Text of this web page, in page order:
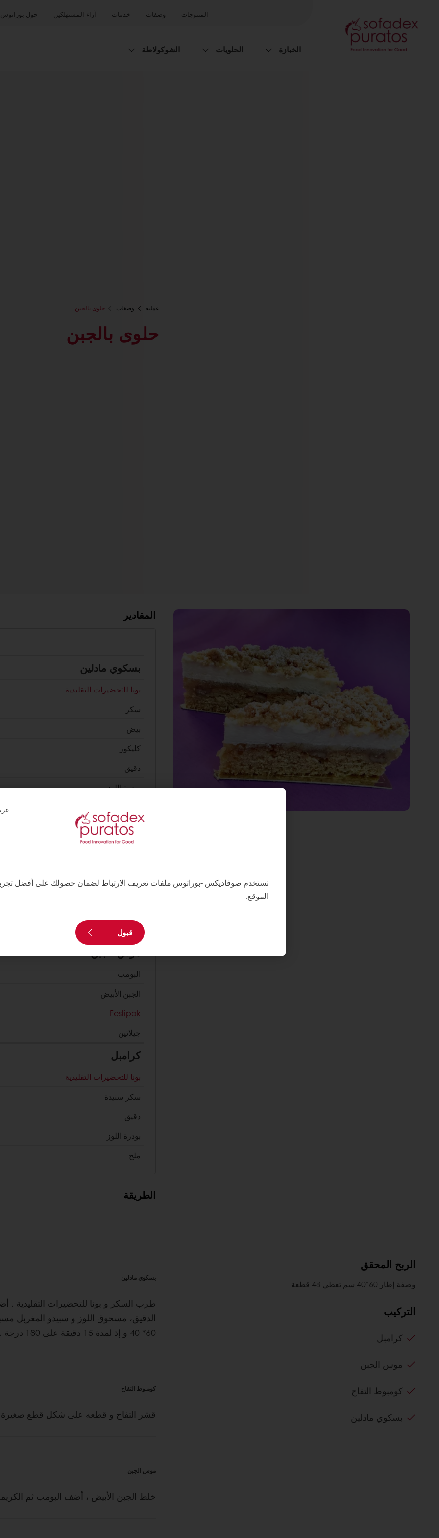
المنتوجات وصفات خدمات آراء المستهلكين حول بوراتوس
الخبازة الحلويات الشوكولاطة
عملية وصفات حلوى بالجبن
حلوى بالجبن
المقادير
بسكوي مادلين
بونا للتحضيرات التقليدية
سكر
بيض
كليكوز
دقيق
بودرة اللوز
كاراميل تقليدي
جوز
التفاح الأخضر
سكر سنيدة
البومب
الجبن الأبيض
Festipak
جيلاتين
كرامبل
بونا للتحضيرات التقليدية
سكر سنيدة
دقيق
بودرة اللوز
ملح
الطريقة
بسكوي مادلين
طرب السكر و بونا للتحضيرات التقليدية
60* 40 و إذ لمدة 15 دقيقة على 180 درجة . أترك الخليط يبرد للتركيب
كومبوط التفاح
قشر التفاح و قطعه على شكل قطع صغيرة
موس الجبن
خلط الجبن الأبيض ، أضف البومب ثم
الربح المحقق
وصفة إطار 60*40 سم تعطي 48 قطعة
التركيب
كرامبل
موس الجبن
كومبوط التفاح
بسكوي مادلين
تستخدم صوفاديكس -بوراتوس ملفات تعريف الارتباط لضمان حصولك على أفضل
الموقع.
قبول